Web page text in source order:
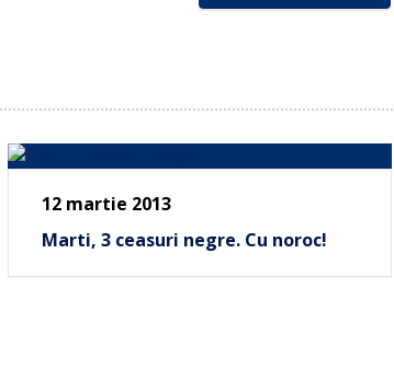
12 martie 2013
Marti, 3 ceasuri negre. Cu noroc!